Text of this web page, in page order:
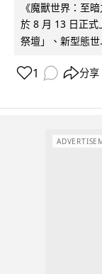
《魔獸世界：至
於 8 月 13 日正式
祭壇」、新型態世
1 分享